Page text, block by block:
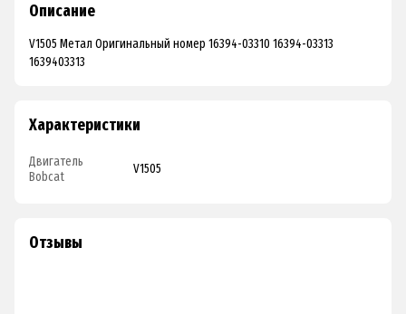
Описание
V1505 Метал Оригинальный номер 16394-03310 16394-03313
1639403313
Характеристики
Двигатель
Bobcat
V1505
Отзывы